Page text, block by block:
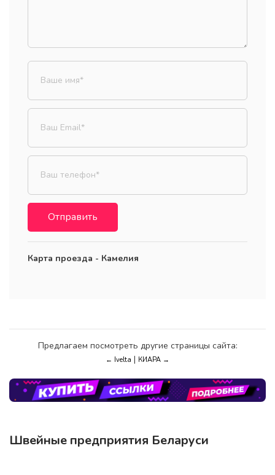
Отправить
Карта проезда - Камелия
Предлагаем посмотреть другие страницы сайта:
← Ivelta | КИАРА →
Швейные предприятия Беларуси